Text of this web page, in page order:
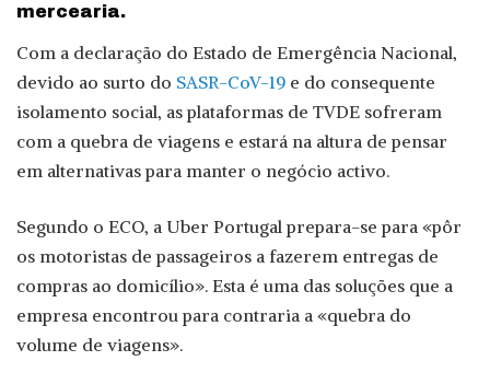
mercearia.
Com a declaração do Estado de Emergência Nacional,
devido ao surto do SASR-CoV-19 e do consequente
isolamento social, as plataformas de TVDE sofreram
com a quebra de viagens e estará na altura de pensar
em alternativas para manter o negócio activo.
Segundo o ECO, a Uber Portugal prepara-se para «pôr
os motoristas de passageiros a fazerem entregas de
compras ao domicílio». Esta é uma das soluções que a
empresa encontrou para contraria a «quebra do
volume de viagens».